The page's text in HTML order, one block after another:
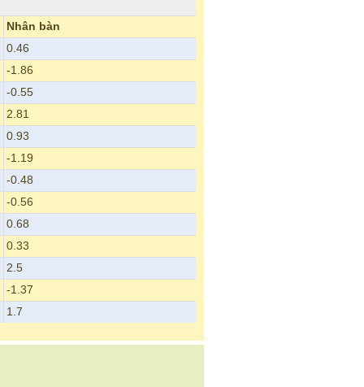
Nhân bàn
0.46
-1.86
-0.55
2.81
0.93
-1.19
-0.48
-0.56
0.68
0.33
2.5
-1.37
1.7